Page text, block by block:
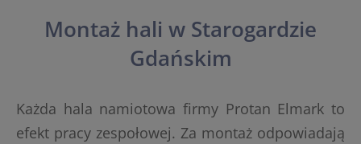
Montaż hali w Starogardzie
Gdańskim
Każda hala namiotowa firmy Protan Elmark to
efekt pracy zespołowej. Za montaż odpowiadają